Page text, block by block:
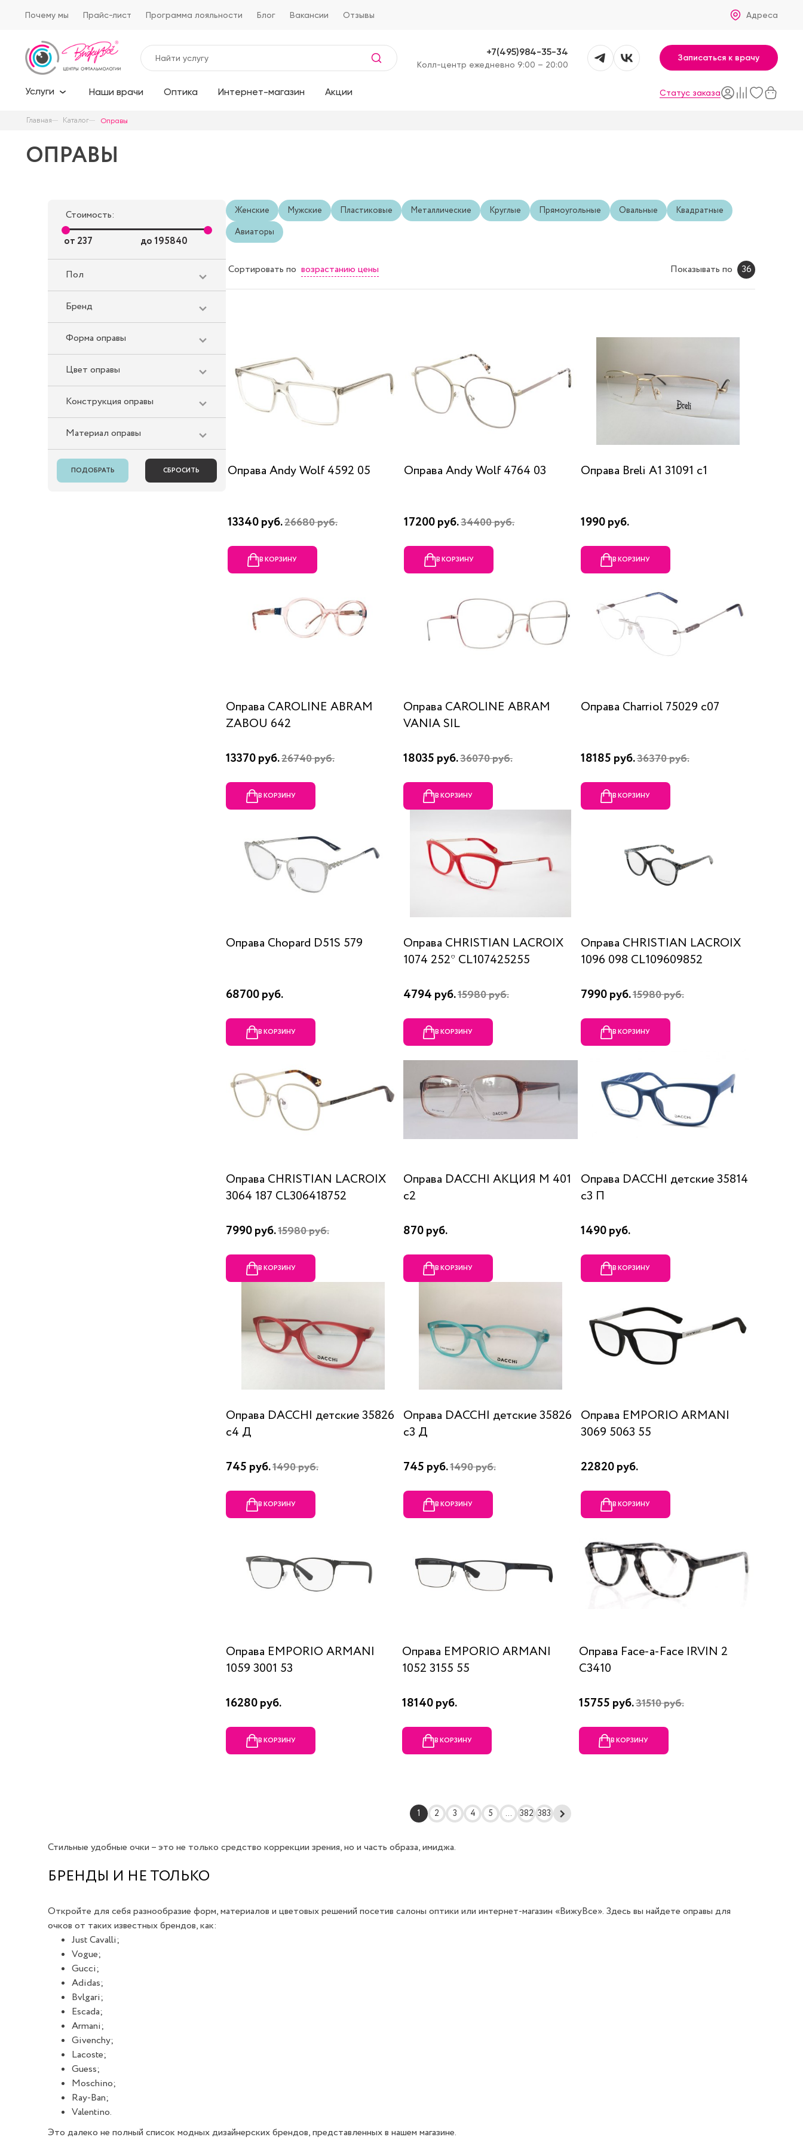
Почему мы Прайс-лист Программа лояльности Блог Вакансии Отзывы Адреса
+7(495)984-35-34
Kолл-центр ежедневно 9:00 – 20:00
Записаться к врачу
Услуги Наши врачи Оптика Интернет-магазин Акции Статус заказа
Главная Каталог Оправы
ОПРАВЫ
Стоимость:
от 237 до195840
Пол
Бренд
Форма оправы
Цвет оправы
Конструкция оправы
Материал оправы
Женские Мужские Пластиковые Металлические Круглые Прямоугольные Овальные
Квадратные
Авиаторы
Сортировать по возрастанию цены Показывать по 36
Оправа Andy Wolf 4592 05
13340 руб.26680 руб.
В КОРЗИНУ
Оправа Andy Wolf 4764 03
17200 руб.34400 руб.
В КОРЗИНУ
Оправа Breli A1 31091 c1
1990 руб.
В КОРЗИНУ
Оправа CAROLINE ABRAM
ZABOU 642
13370 руб.26740 руб.
В КОРЗИНУ
Оправа CAROLINE ABRAM
VANIA SIL
18035 руб.36070 руб.
В КОРЗИНУ
Оправа Charriol 75029 c07
18185 руб.36370 руб.
В КОРЗИНУ
Оправа Chopard D51S 579
68700 руб.
В КОРЗИНУ
Оправа CHRISTIAN LACROIX
1074 252* CL107425255
4794 руб.15980 руб.
В КОРЗИНУ
Оправа CHRISTIAN LACROIX
1096 098 CL109609852
7990 руб.15980 руб.
В КОРЗИНУ
Оправа CHRISTIAN LACROIX
3064 187 CL306418752
7990 руб.15980 руб.
В КОРЗИНУ
Оправа DACCHI АКЦИЯ М 401
c2
870 руб.
В КОРЗИНУ
Оправа DACCHI детские 35814
c3 П
1490 руб.
В КОРЗИНУ
Оправа DACCHI детские 35826
c4 Д
745 руб.1490 руб.
В КОРЗИНУ
Оправа DACCHI детские 35826
c3 Д
745 руб.1490 руб.
В КОРЗИНУ
Оправа EMPORIO ARMANI
3069 5063 55
22820 руб.
В КОРЗИНУ
Оправа EMPORIO ARMANI
1059 3001 53
16280 руб.
В КОРЗИНУ
Оправа EMPORIO ARMANI
1052 3155 55
18140 руб.
В КОРЗИНУ
Оправа Face-a-Face IRVIN 2
C3410
15755 руб.31510 руб.
В КОРЗИНУ
1 2 3 4 5 ... 382 383
Стильные удобные очки – это не только средство коррекции зрения, но и часть образа, имиджа.
БРЕНДЫ И НЕ ТОЛЬКО
Откройте для себя разнообразие форм, материалов и цветовых решений посетив салоны оптики или интернет-магазин «ВижуВсе». Здесь вы найдете оправы для
очков от таких известных брендов, как:
Just Cavalli;
Vogue;
Gucci;
Adidas;
Bvlgari;
Escada;
Armani;
Givenchy;
Lacoste;
Guess;
Moschino;
Ray-Ban;
Valentino.
Это далеко не полный список модных дизайнерских брендов, представленных в нашем магазине.